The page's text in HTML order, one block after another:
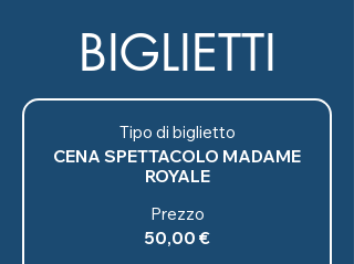
BIGLIETTI
Tipo di biglietto
CENA SPETTACOLO MADAME
ROYALE
Prezzo
50,00 €